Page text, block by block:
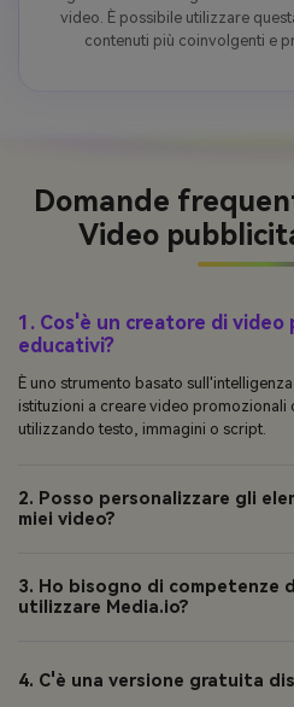
video. È possibile utilizzare
contenuti più coinvolgenti e
Domande
Video
1. Cos'è un creatore di
educativi?
È uno strumento basato
istituzioni a creare video
utilizzando testo, immagini o script.
2. Posso personalizzare gli
miei video?
3. Ho bisogno di competenze
utilizzare Media.io?
4. C'è una versione gratuita